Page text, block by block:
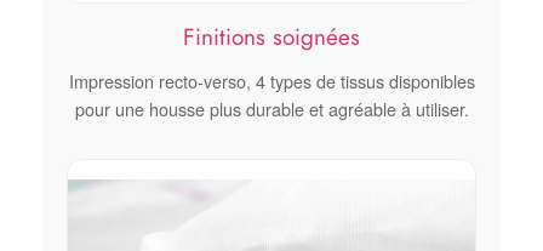
Finitions soignées
Impression recto-verso, 4 types de tissus disponibles
pour une housse plus durable et agréable à utiliser.